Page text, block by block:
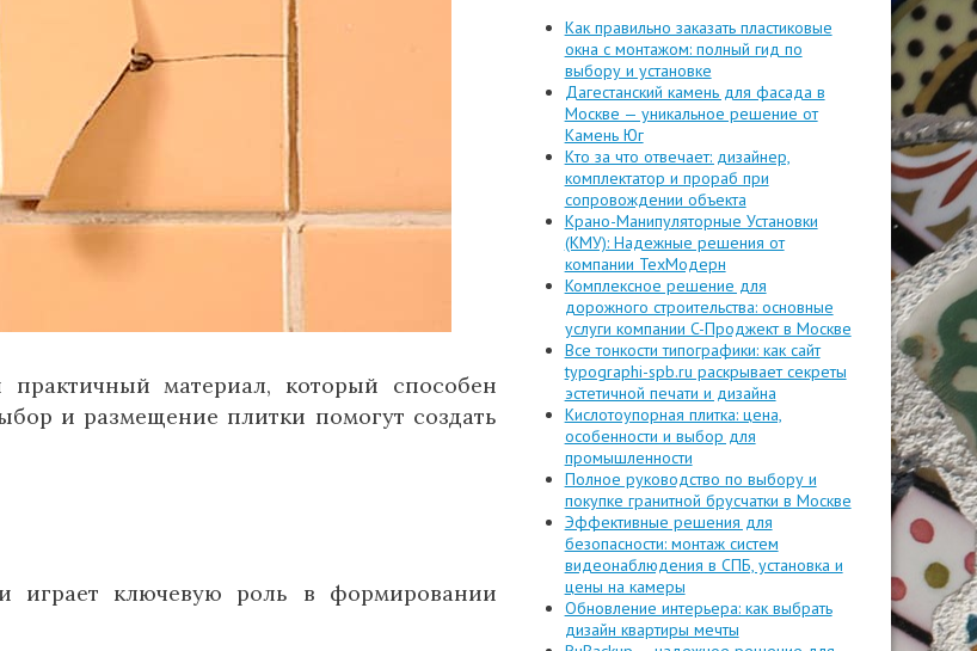
материал, который способен
и размещение плитки помогут создать
играет ключевую роль в формировании
Как правильно заказать пластиковые
окна с монтажом: полный гид по
выбору и установке
Дагестанский камень для фасада в
Москве — уникальное решение от
Камень Юг
Кто за что отвечает: дизайнер,
комплектатор и прораб при
сопровождении объекта
Крано-Манипуляторные Установки
(КМУ): Надежные решения от
компании ТехМодерн
Комплексное решение для
дорожного строительства: основные
услуги компании C-Проджект в Москве
Все тонкости типографики: как сайт
typographi-spb.ru раскрывает секреты
эстетичной печати и дизайна
Кислотоупорная плитка: цена,
особенности и выбор для
промышленности
Полное руководство по выбору и
покупке гранитной брусчатки в Москве
Эффективные решения для
безопасности: монтаж систем
видеонаблюдения в СПБ, установка и
цены на камеры
Обновление интерьера: как выбрать
дизайн квартиры мечты